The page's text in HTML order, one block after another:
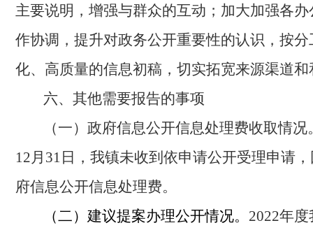
主要说明，增强与群众的互动；加大加强各
作协调，提升对政务公开重要性的认识，按
化、高质量的信息初稿，切实拓宽来源渠道
六、其他需要报告的事项
（一）政府信息公开信息处理费收取情况
12月31日，我镇未收到依申请公开受理申请
府信息公开信息处理费。
（二）建议提案办理公开情况。 2022年